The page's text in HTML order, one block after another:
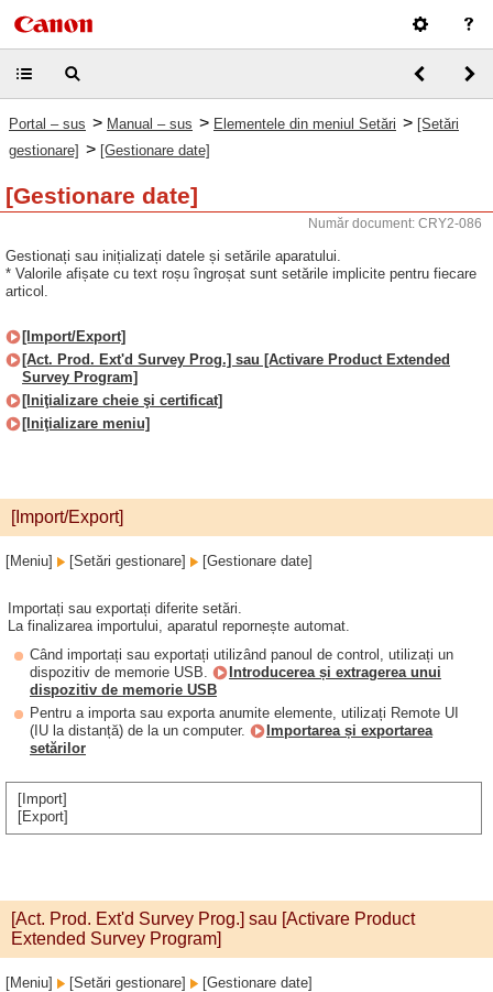
Portal – sus > Manual – sus > Elementele din meniul Setări > [Setări
gestionare] > [Gestionare date]
[Gestionare date]
Număr document: CRY2-086
Gestionați sau inițializați datele și setările aparatului.
* Valorile afișate cu text roșu îngroșat sunt setările implicite pentru fiecare
articol.
[Import/Export]
[Act. Prod. Ext'd Survey Prog.] sau [Activare Product Extended
Survey Program]
[Iniţializare cheie şi certificat]
[Iniţializare meniu]
[Import/Export]
[Meniu] [Setări gestionare] [Gestionare date]
Importați sau exportați diferite setări.
La finalizarea importului, aparatul repornește automat.
Când importați sau exportați utilizând panoul de control, utilizați un
dispozitiv de memorie USB.
Introducerea și extragerea unui
dispozitiv de memorie USB
Pentru a importa sau exporta anumite elemente, utilizați Remote UI
(IU la distanță) de la un computer.
Importarea și exportarea
setărilor
[Import]
[Export]
[Act. Prod. Ext'd Survey Prog.] sau [Activare Product
Extended Survey Program]
[Meniu] [Setări gestionare] [Gestionare date]